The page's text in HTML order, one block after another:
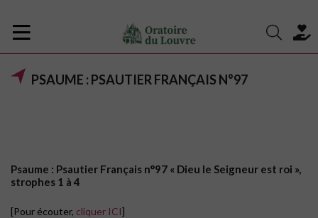
PSAUME : PSAUTIER FRANÇAIS N°97
Psaume : Psautier Français n°97 « Dieu le Seigneur est roi »,
strophes 1 à 4
[Pour écouter, cliquer ICI]